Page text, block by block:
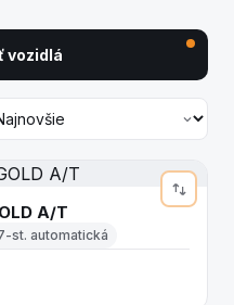
vozidlá
A/T
st. automatická